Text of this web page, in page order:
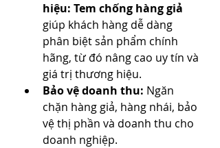
hiệu: Tem chống hàng giả
giúp khách hàng dễ dàng
phân biệt sản phẩm chính
hãng, từ đó nâng cao uy tín và
giá trị thương hiệu.
Bảo vệ doanh thu: Ngăn
chặn hàng giả, hàng nhái, bảo
vệ thị phần và doanh thu cho
doanh nghiệp.